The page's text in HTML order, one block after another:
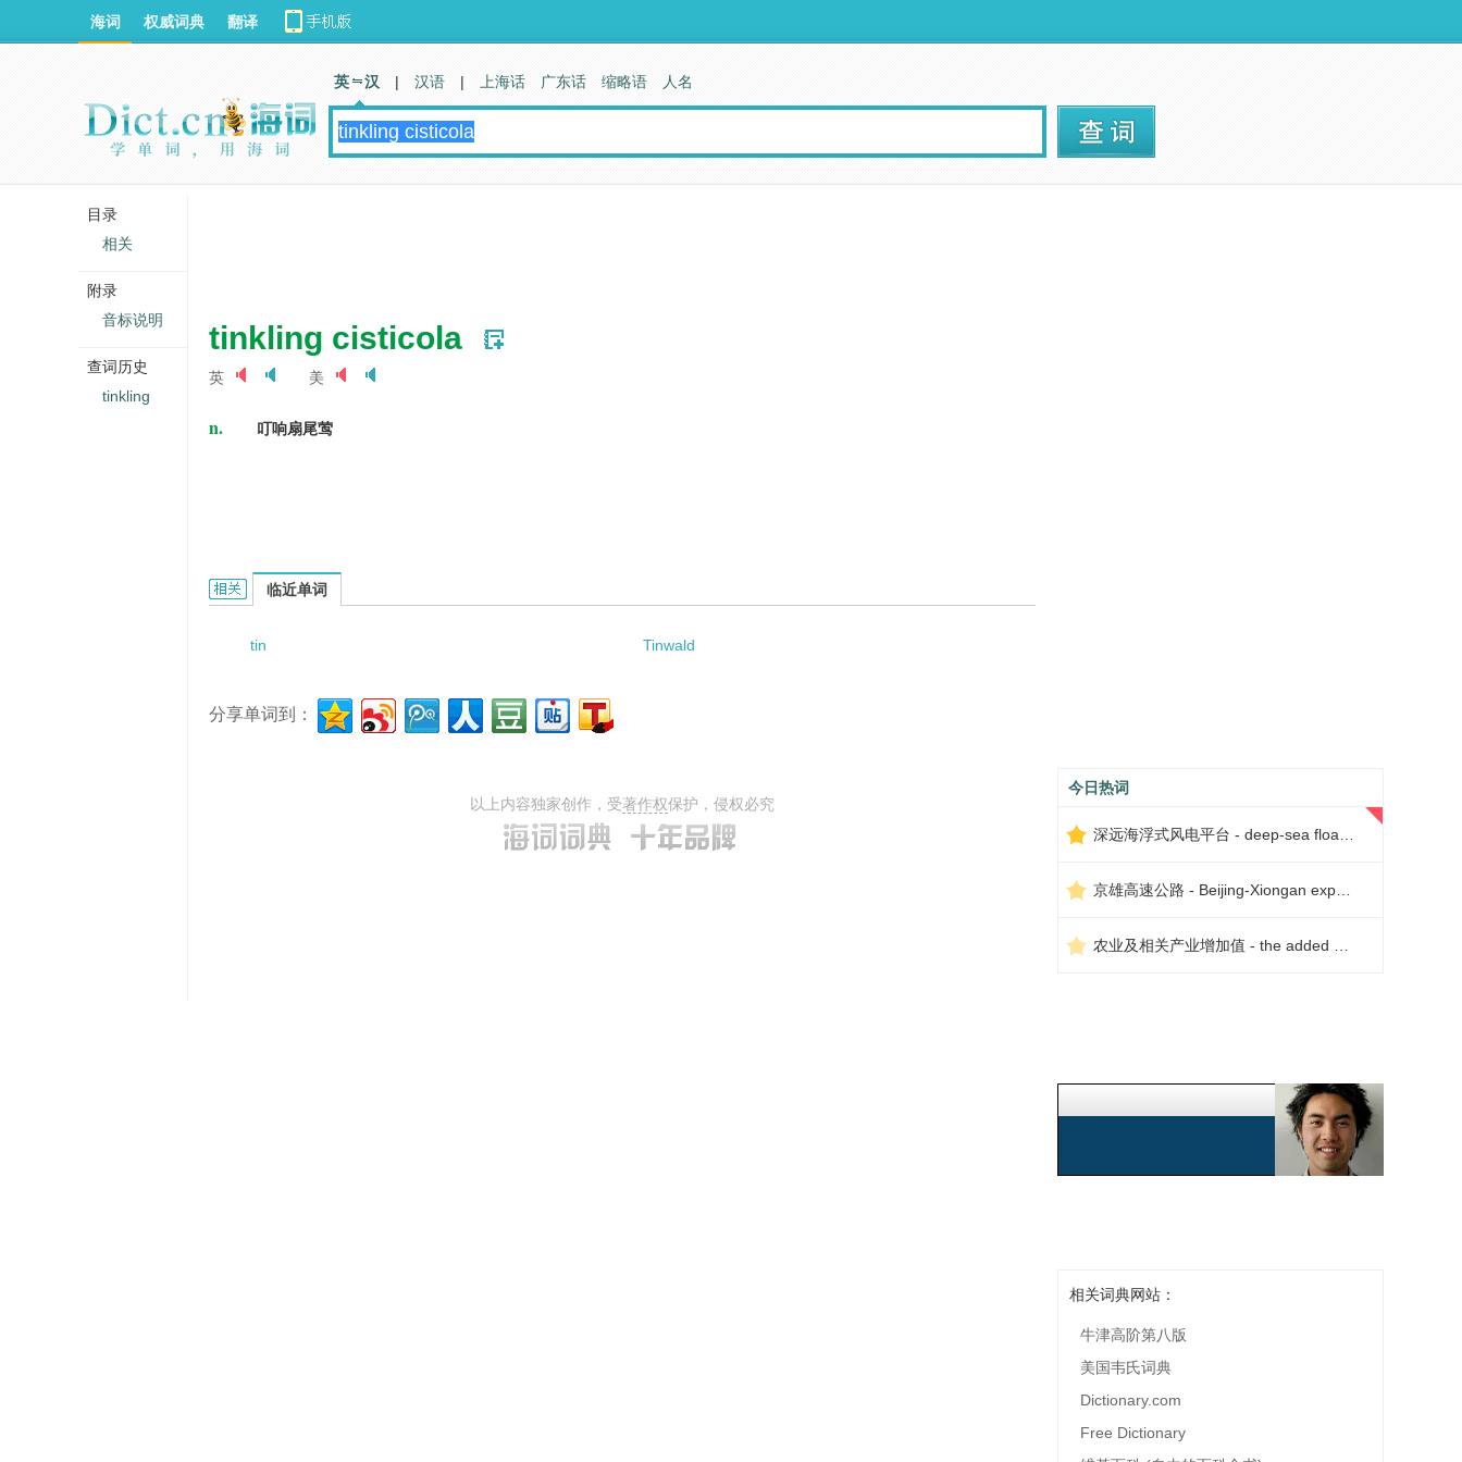
tinkling cisticola
英 美
n. 叮响扇尾莺
Tinkling Cisticola的相关资料：
临近单词
tin Tinwald
分享单词到：
以上内容独家创作，受著作权保护，侵权必究
今日热词
相关词典网站：
牛津高阶第八版
美国韦氏词典
Dictionary.com
Free Dictionary
海词 权威词典 翻译
英 汉 | 汉语 | 上海话 广东话 缩略语 人名
目录
相关
附录
音标说明
查词历史
tinkling